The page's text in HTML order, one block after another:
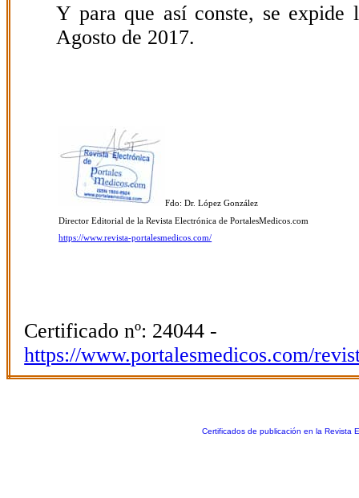
Y para que así conste, se
Agosto de 2017.
Fdo: Dr. López González
Director Editorial de la Revista Electrónica de PortalesMedicos.com
https://www.revista-portalesmedicos.com/
Certificado nº: 24044 -
https://www.portalesmedicos.com/
Certificados de publicación en la Revista